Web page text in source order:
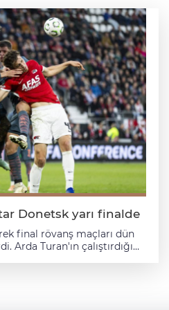
Donetsk yarı finalde
final rövanş maçları dün
Arda Turan'ın çalıştırdığı